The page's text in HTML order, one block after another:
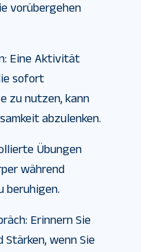
vorübergehen
Eine Aktivität
sofort
zu nutzen, kann
abzulenken.
Übungen
während
beruhigen.
Erinnern Sie
Stärken, wenn Sie